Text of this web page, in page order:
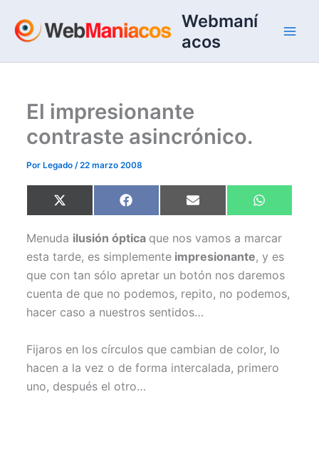
contenido
Webmaní
acos
El impresionante
contraste asincrónico.
Por Legado/22 marzo 2008
Compartir
en
X
(
w
i
t
t
e
)
Compartir
en
F
a
e
b
o
o
k
Compartir
en
E
m
i
l
Compartir
en
W
h
t
s
A
p
p
Menuda ilusión óptica que nos vamos a marcar
esta tarde, es simplemente impresionante, y es
que con tan sólo apretar un botón nos daremos
cuenta de que no podemos, repito, no podemos,
hacer caso a nuestros sentidos…
Fijaros en los círculos que cambian de color, lo
hacen a la vez o de forma intercalada, primero
uno, después el otro…